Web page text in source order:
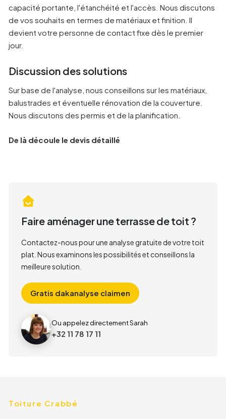
capacité portante, l'étanchéité et l'accès. Nous discutons
de vos souhaits en termes de matériaux et finition. Il
devient votre personne de contact fixe dès le premier
jour.
Discussion des solutions
Sur base de l'analyse, nous conseillons sur les matériaux,
balustrades et éventuelle rénovation de la couverture.
Nous discutons des permis et de la planification.
De là découle le devis détaillé
Faire aménager une terrasse de toit ?
Contactez-nous pour une analyse gratuite de votre toit
plat. Nous examinons les possibilités et conseillons la
meilleure solution.
Gratis dakanalyse claimen
Ou appelez directement Sarah
+32 11 78 17 11
Toiture Crabbé